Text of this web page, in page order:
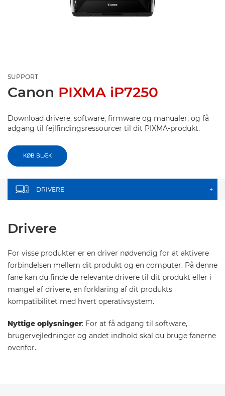
SUPPORT
Canon PIXMA iP7250
Download drivere, software, firmware og manualer, og få
adgang til fejlfindingsressourcer til dit PIXMA-produkt.
KØB BLÆK
DRIVERE +
Drivere
For visse produkter er en driver nødvendig for at aktivere
forbindelsen mellem dit produkt og en computer. På denne
fane kan du finde de relevante drivere til dit produkt eller i
mangel af drivere, en forklaring af dit produkts
kompatibilitet med hvert operativsystem.
Nyttige oplysninger: For at få adgang til software,
brugervejledninger og andet indhold skal du bruge fanerne
ovenfor.